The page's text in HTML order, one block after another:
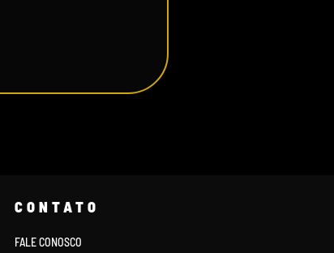
CONTATO
FALE CONOSCO